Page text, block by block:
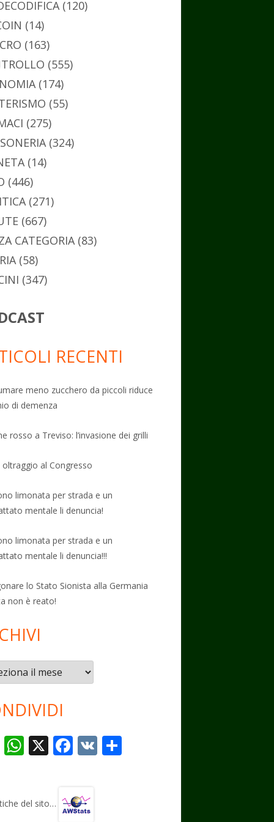
(120)
(14)
(163)
(555)
(174)
(55)
(275)
(324)
(14)
(446)
(271)
(667)
CATEGORIA(83)
(58)
(347)
RECENTI
meno zucchero da piccoli riduce
di demenza
rosso a Treviso: l’invasione dei grilli
oltraggio al Congresso
limonata per strada e un
mentale li denuncia!
limonata per strada e un
mentale li denuncia!!!
lo Stato Sionista alla Germania
non è reato!
T
gr
W
s
X F
b
V
del sito…